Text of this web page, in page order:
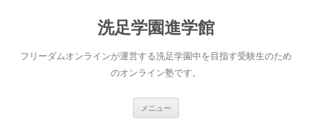
洗足学園進学館
フリーダムオンラインが運営する洗足学園中を目指す受験生のため
のオンライン塾です。
メニュー